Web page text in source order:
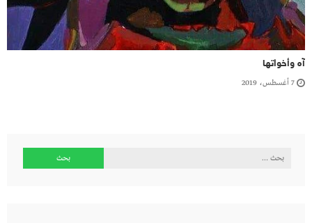
آه وأخواتها
7 أغسطس، 2019
البحث